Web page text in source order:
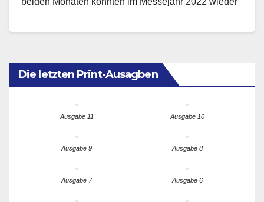
Die letzten Print-Ausagben
Ausgabe 11 Ausgabe 10
Ausgabe 9 Ausgabe 8
Ausgabe 7 Ausgabe 6